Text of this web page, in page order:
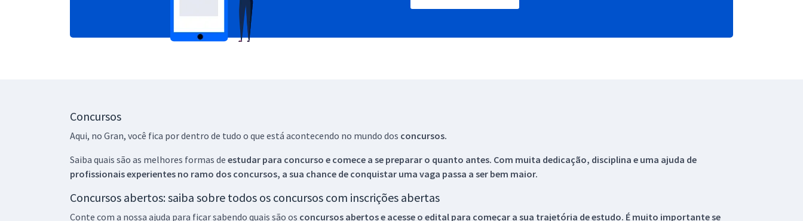
Concursos
Aqui, no Gran, você fica por dentro de tudo o que está acontecendo no mundo dos concursos.
Saiba quais são as melhores formas de estudar para concurso e comece a se preparar o quanto antes. Com muita dedicação, disciplina e uma ajuda de
profissionais experientes no ramo dos concursos, a sua chance de conquistar uma vaga passa a ser bem maior.
Concursos abertos: saiba sobre todos os concursos com inscrições abertas
Conte com a nossa ajuda para ficar sabendo quais são os concursos abertos e acesse o edital para começar a sua trajetória de estudo. É muito importante se